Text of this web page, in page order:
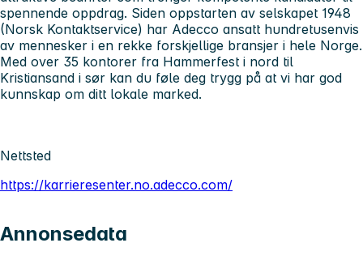
spennende oppdrag. Siden oppstarten av selskapet 1948
(Norsk Kontaktservice) har Adecco ansatt hundretusenvis
av mennesker i en rekke forskjellige bransjer i hele Norge.
Med over 35 kontorer fra Hammerfest i nord til
Kristiansand i sør kan du føle deg trygg på at vi har god
kunnskap om ditt lokale marked.
Nettsted
https://karrieresenter.no.adecco.com/
Annonsedata